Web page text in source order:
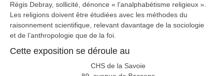
Régis Debray, sollicité, dénonce « l’analphabétisme religieux ».
Les religions doivent être étudiées avec les méthodes du
raisonnement scientifique, relevant davantage de la sociologie
et de l’anthropologie que de la foi.
Cette exposition se déroule au
CHS de la Savoie